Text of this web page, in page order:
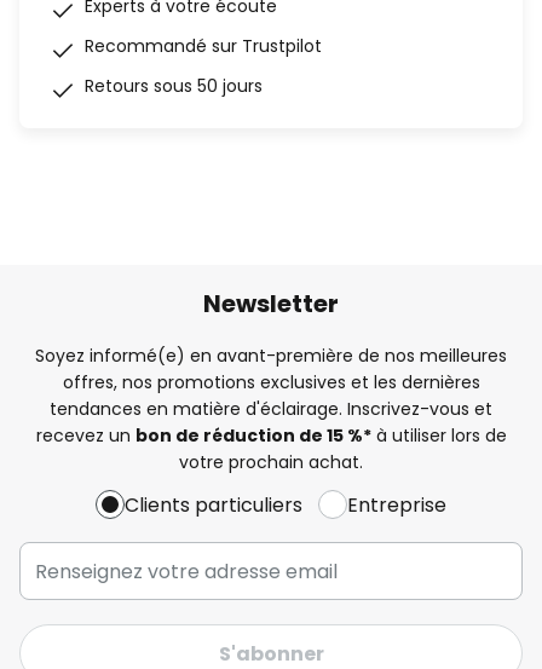
Experts à votre écoute
Recommandé sur Trustpilot
Retours sous 50 jours
Newsletter
Soyez informé(e) en avant-première de nos meilleures
offres, nos promotions exclusives et les dernières
tendances en matière d'éclairage. Inscrivez-vous et
recevez un bon de réduction de 15 %*à utiliser lors de
votre prochain achat.
Clients particuliers Entreprise
S'abonner